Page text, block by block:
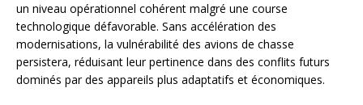
un niveau opérationnel cohérent malgré une course
technologique défavorable. Sans accélération des
modernisations, la vulnérabilité des avions de chasse
persistera, réduisant leur pertinence dans des conflits futurs
dominés par des appareils plus adaptatifs et économiques.